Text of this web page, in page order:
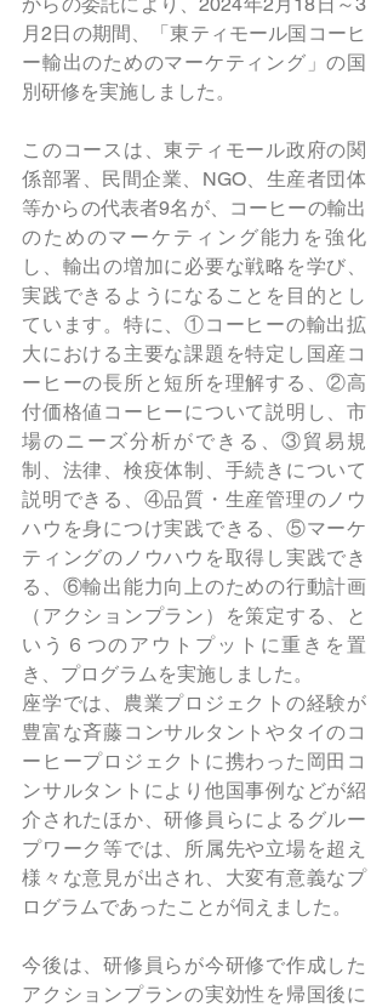
月2日の期間、「東ティモール国コーヒ
ー輸出のためのマーケティング」の国
別研修を実施しました。
このコースは、東ティモール政府の関
係部署、民間企業、NGO、生産者団体
等からの代表者9名が、コーヒーの輸出
のためのマーケティング能力を強化
し、輸出の増加に必要な戦略を学び、
実践できるようになることを目的とし
ています。特に、①コーヒーの輸出拡
大における主要な課題を特定し国産コ
ーヒーの長所と短所を理解する、②高
付価格値コーヒーについて説明し、市
場のニーズ分析ができる、③貿易規
制、法律、検疫体制、手続きについて
説明できる、④品質・生産管理のノウ
ハウを身につけ実践できる、⑤マーケ
ティングのノウハウを取得し実践でき
る、⑥輸出能力向上のための行動計画
（アクションプラン）を策定する、と
いう６つのアウトプットに重きを置
き、プログラムを実施しました。
座学では、農業プロジェクトの経験が
豊富な斉藤コンサルタントや タイのコ
ーヒープロジェクトに携わった岡田コ
ンサルタント により他国事例などが紹
介されたほか、研修員らによるグルー
プワーク等では、所属先や立場を超え
様々な意見が出され、大変有意義なプ
ログラムであったことが伺えました。
今後は、研修員らが今研修で作成した
アクションプランの実効性を 帰国後に